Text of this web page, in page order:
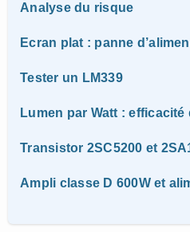
Analyse du risque
Ecran plat : panne
Tester un LM339
Lumen par Watt : efficacité
Transistor 2SC5200 et
Ampli classe D 600W et